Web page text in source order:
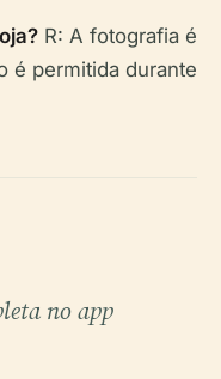
R: A fotografia é
é permitida durante
no app